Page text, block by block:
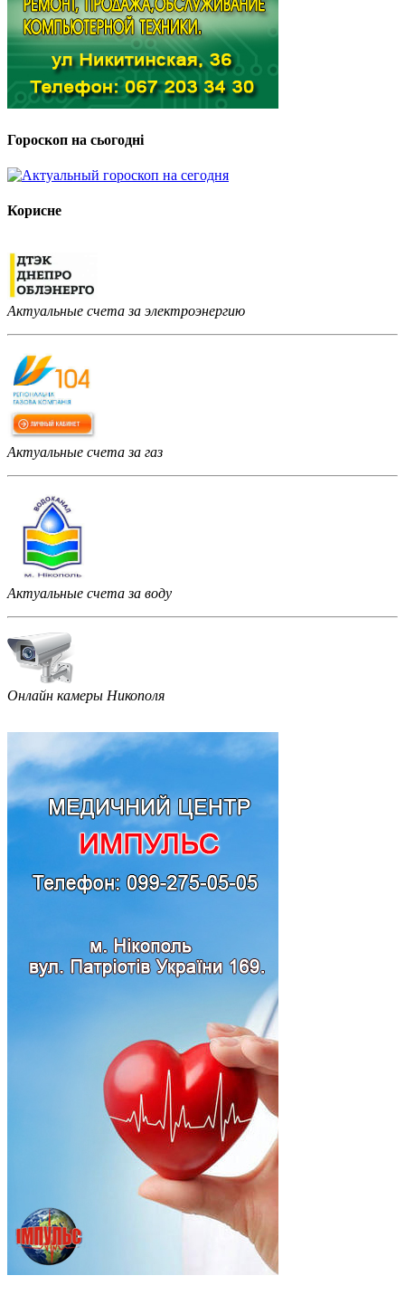
Гороскоп на сьогодні
Корисне
Актуальные счета за электроэнергию
Актуальные счета за газ
Актуальные счета за воду
Онлайн камеры Никополя